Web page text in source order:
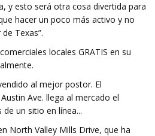
y esto será otra cosa divertida para
hacer un poco más activo y no
Texas”.
locales GRATIS en su
al mejor postor. El
Ave. llega al mercado el
un sitio en línea...
North Valley Mills Drive, que ha